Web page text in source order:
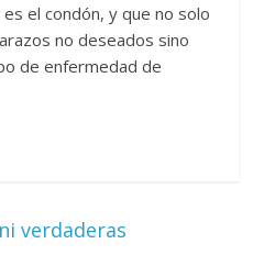
el condón, y que no solo
no deseados sino
de enfermedad de
verdaderas